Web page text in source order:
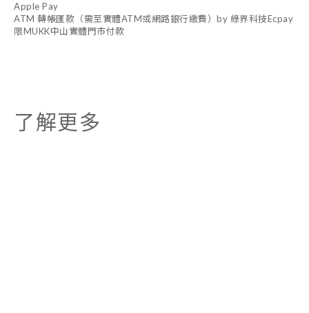
Apple Pay
ATM 轉帳匯款（需至實體ATM或網路銀行繳費）by 綠界科技Ecpay
限MUKK中山實體門市付款
了解更多